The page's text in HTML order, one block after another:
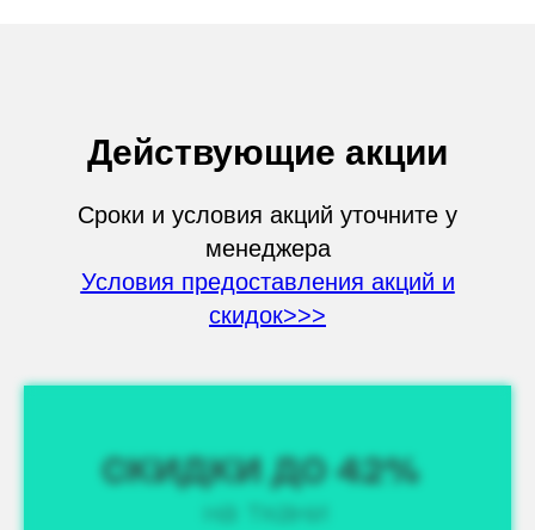
Действующие акции
Сроки и условия акций уточните у
менеджера
Условия предоставления акций и
скидок>>>